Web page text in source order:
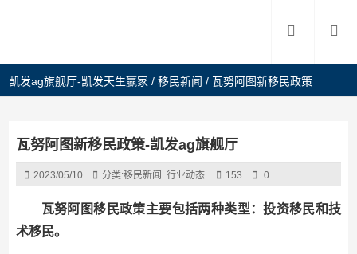
凯发ag旗舰厅-凯发天生赢家 /移民新闻 / 瓦努阿图新移民政策
瓦努阿图新移民政策-凯发ag旗舰厅
2023/05/10 分类:移民新闻 行业动态 153 0
瓦努阿图移民政策主要包括两种类型：投资移民和技
术移民。